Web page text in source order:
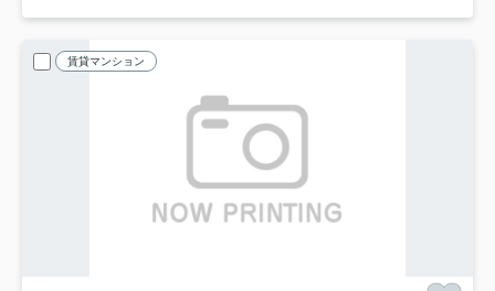
賃貸マンション